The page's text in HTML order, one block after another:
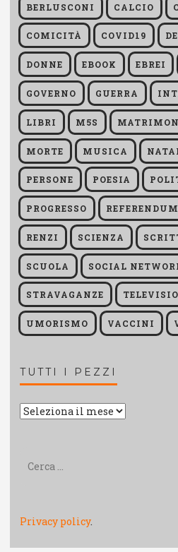
BERLUSCONI CALCIO
COMICITÀ COVID19
DONNE EBOOK EBREI
GOVERNO GUERRA
LIBRI M5S
MORTE MUSICA
PERSONE POESIA
PROGRESSO REFERENDUM
RENZI SCIENZA
SCUOLA SOCIAL
STRAVAGANZE
UMORISMO VACCINI
TUTTI I PEZZI
Tutti
Privacy policy.